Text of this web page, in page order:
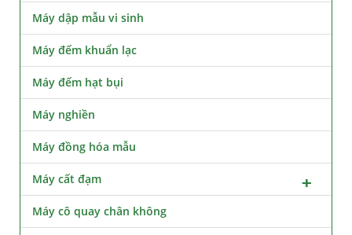
Máy dập mẫu vi sinh
Máy đếm khuẩn lạc
Máy đếm hạt bụi
Máy nghiền
Máy đồng hóa mẫu
Máy cất đạm
Máy cô quay chân không